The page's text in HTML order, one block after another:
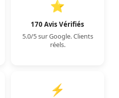
⭐
170 Avis Vérifiés
5.0/5 sur Google. Clients
réels.
⚡